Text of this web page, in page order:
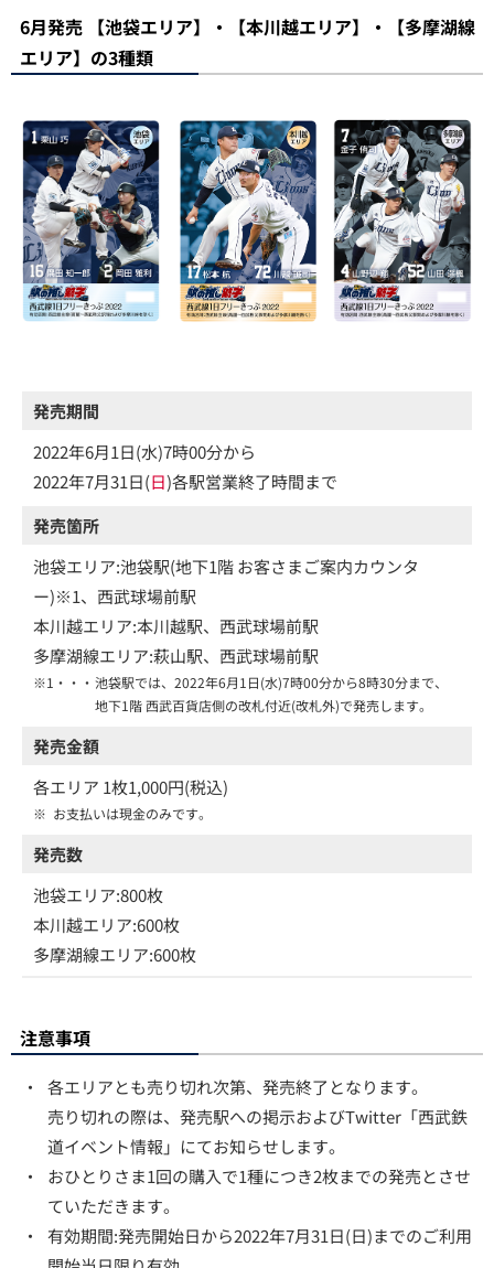
6月発売 【池袋エリア】・【本川越エリア】・【多摩湖線
エリア】の3種類
発売期間
2022年6月1日(水)7時00分から
2022年7月31日(日)各駅営業終了時間まで
発売箇所
池袋エリア:池袋駅(地下1階 お客さまご案内カウンタ
ー)※1、西武球場前駅
本川越エリア:本川越駅、西武球場前駅
多摩湖線エリア:萩山駅、西武球場前駅
※1・・・ 池袋駅では、2022年6月1日(水)7時00分から8時30分まで、
地下1階 西武百貨店側の改札付近(改札外)で発売します。
発売金額
各エリア 1枚1,000円(税込)
※ お支払いは現金のみです。
発売数
池袋エリア:800枚
本川越エリア:600枚
多摩湖線エリア:600枚
注意事項
・
各エリアとも売り切れ次第、発売終了となります。
売り切れの際は、発売駅への掲示およびTwitter「西武鉄
道イベント情報」にてお知らせします。
・
おひとりさま1回の購入で1種につき2枚までの発売とさせ
ていただきます。
・
有効期間:発売開始日から2022年7月31日(日)までのご利用